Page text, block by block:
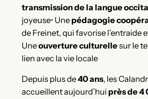
transmission de la langue
joyeuse• Une pédagogie
de Freinet, qui favorise l’entraide
Uneouverture culturellesur le
lien avec la vie locale
Depuis plus de40 ans, les
accueillent aujourd’hui près de 4